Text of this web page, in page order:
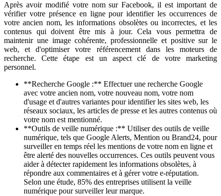
Après avoir modifié votre nom sur Facebook, il est important de
vérifier votre présence en ligne pour identifier les occurrences de
votre ancien nom, les informations obsolètes ou incorrectes, et les
contenus qui doivent être mis à jour. Cela vous permettra de
maintenir une image cohérente, professionnelle et positive sur le
web, et d'optimiser votre référencement dans les moteurs de
recherche. Cette étape est un aspect clé de votre marketing
personnel.
**Recherche Google :** Effectuer une recherche Google
avec votre ancien nom, votre nouveau nom, votre nom
d'usage et d'autres variantes pour identifier les sites web, les
réseaux sociaux, les articles de presse et les autres contenus où
votre nom est mentionné.
**Outils de veille numérique :** Utiliser des outils de veille
numérique, tels que Google Alerts, Mention ou Brand24, pour
surveiller en temps réel les mentions de votre nom en ligne et
être alerté des nouvelles occurrences. Ces outils peuvent vous
aider à détecter rapidement les informations obsolètes, à
répondre aux commentaires et à gérer votre e-réputation.
Selon une étude, 85% des entreprises utilisent la veille
numérique pour surveiller leur marque.